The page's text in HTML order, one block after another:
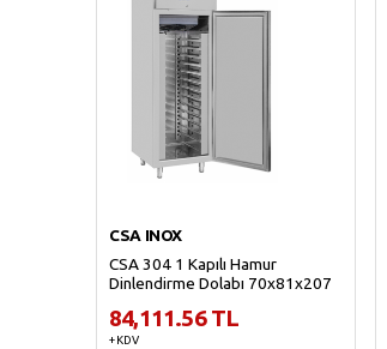
CSA INOX
CSA 304 1 Kapılı Hamur
Dinlendirme Dolabı 70x81x207
84,111.56 TL
+ KDV